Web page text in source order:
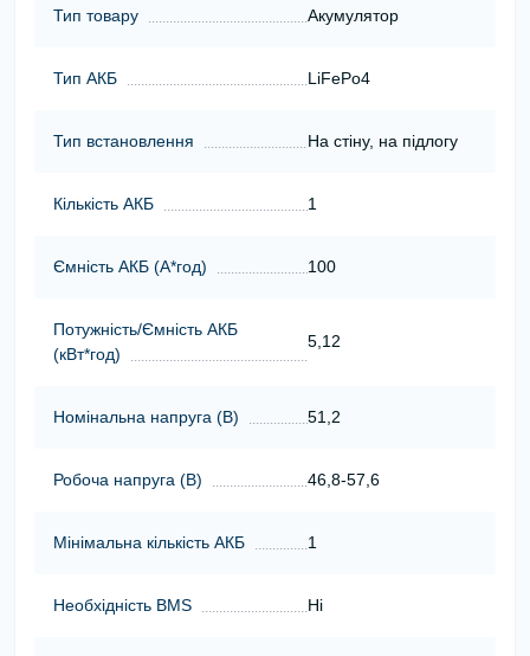
Тип товару Акумулятор
Тип АКБ LiFePo4
Тип встановлення На стіну, на підлогу
Кількість АКБ 1
Ємність АКБ (А*год) 100
Потужність/Ємність АКБ
(кВт*год)
5,12
Номінальна напруга (В) 51,2
Робоча напруга (В) 46,8-57,6
Мінімальна кількість АКБ 1
Необхідність BMS Ні